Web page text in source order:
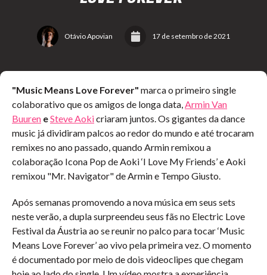
Otávio Apovian 17 de setembro de 2021
"Music Means Love Forever" marca o primeiro single
colaborativo que os amigos de longa data,Armin Van
Buuren eSteve Aokicriaram juntos. Os gigantes da dance
music já dividiram palcos ao redor do mundo e até trocaram
remixes no ano passado, quando Armin remixou a
colaboração Icona Pop de Aoki ‘I Love My Friends’ e Aoki
remixou "Mr. Navigator" de Armin e Tempo Giusto.
Após semanas promovendo a nova música em seus sets
neste verão, a dupla surpreendeu seus fãs no Electric Love
Festival da Áustria ao se reunir no palco para tocar ‘Music
Means Love Forever’ ao vivo pela primeira vez. O momento
é documentado por meio de dois videoclipes que chegam